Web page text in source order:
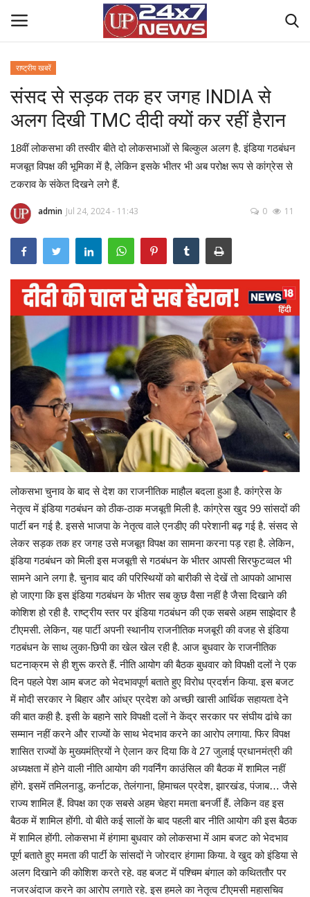
Home
Contact Us
राष्ट्रीय खबरें
उत्तर प्रदेश
बिज़नेस
मनोरंजन
Gallery
क्रिकेट
अजब गज़ब
टीवी
करियर
राष्ट्रीय खबरें
संसद से सड़क तक हर जगह INDIA से
अलग दिखी TMC दीदी क्यों कर रहीं हैरान
18वीं लोकसभा की तस्वीर बीते दो लोकसभाओं से बिल्कुल अलग है. इंडिया गठबंधन
मजबूत विपक्ष की भूमिका में है, लेकिन इसके भीतर भी अब परोक्ष रूप से कांग्रेस से
टकराव के संकेत दिखने लगे हैं.
admin Jul 24, 2024 - 11:43 0 11
लोकसभा चुनाव के बाद से देश का राजनीतिक माहौल बदला हुआ है. कांग्रेस के
नेतृत्व में इंडिया गठबंधन को ठीक-ठाक मजबूती मिली है. कांग्रेस खुद 99 सांसदों की
पार्टी बन गई है. इससे भाजपा के नेतृत्व वाले एनडीए की परेशानी बढ़ गई है. संसद से
लेकर सड़क तक हर जगह उसे मजबूत विपक्ष का सामना करना पड़ रहा है. लेकिन,
इंडिया गठबंधन को मिली इस मजबूती से गठबंधन के भीतर आपसी सिरफुटव्वल भी
सामने आने लगा है. चुनाव बाद की परिस्थियों को बारीकी से देखें तो आपको आभास
हो जाएगा कि इस इंडिया गठबंधन के भीतर सब कुछ वैसा नहीं है जैसा दिखाने की
कोशिश हो रही है. राष्ट्रीय स्तर पर इंडिया गठबंधन की एक सबसे अहम साझेदार है
टीएमसी. लेकिन, यह पार्टी अपनी स्थानीय राजनीतिक मजबूरी की वजह से इंडिया
गठबंधन के साथ लुका-छिपी का खेल खेल रही है. आज बुधवार के राजनीतिक
घटनाक्रम से ही शुरू करते हैं. नीति आयोग की बैठक बुधवार को विपक्षी दलों ने एक
दिन पहले पेश आम बजट को भेदभावपूर्ण बताते हुए विरोध प्रदर्शन किया. इस बजट
में मोदी सरकार ने बिहार और आंध्र प्रदेश को अच्छी खासी आर्थिक सहायता देने
की बात कही है. इसी के बहाने सारे विपक्षी दलों ने केंद्र सरकार पर संघीय ढांचे का
सम्मान नहीं करने और राज्यों के साथ भेदभाव करने का आरोप लगाया. फिर विपक्ष
शासित राज्यों के मुख्यमंत्रियों ने ऐलान कर दिया कि वे 27 जुलाई प्रधानमंत्री की
अध्यक्षता में होने वाली नीति आयोग की गवर्निंग काउंसिल की बैठक में शामिल नहीं
होंगे. इसमें तमिलनाडु, कर्नाटक, तेलंगाना, हिमाचल प्रदेश, झारखंड, पंजाब… जैसे
राज्य शामिल हैं. विपक्ष का एक सबसे अहम चेहरा ममता बनर्जी हैं. लेकिन वह इस
बैठक में शामिल होंगी. वो बीते कई सालों के बाद पहली बार नीति आयोग की इस बैठक
में शामिल होंगी. लोकसभा में हंगामा बुधवार को लोकसभा में आम बजट को भेदभाव
पूर्ण बताते हुए ममता की पार्टी के सांसदों ने जोरदार हंगामा किया. वे खुद को इंडिया से
अलग दिखाने की कोशिश करते रहे. वह बजट में पश्चिम बंगाल को कथिततौर पर
नजरअंदाज करने का आरोप लगाते रहे. इस हमले का नेतृत्व टीएमसी महासचिव